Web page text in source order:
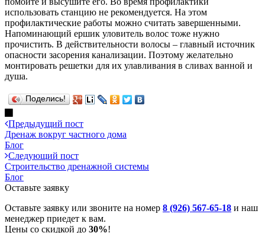
использовать станцию не рекомендуется. На этом
профилактические работы можно считать завершенными.
Напоминающий ершик уловитель волос тоже нужно
прочистить. В действительности волосы – главный источник
опасности засорения канализации. Поэтому желательно
монтировать решетки для их улавливания в сливах ванной и
душа.
Поделись!
Предыдущий пост
Дренаж вокруг частного дома
Блог
Следующий пост
Строительство дренажной системы
Блог
Оставьте заявку
Оставьте заявку или звоните на номер 8 (926) 567-65-18 и наш
менеджер приедет к вам.
Цены со скидкой до 30%!